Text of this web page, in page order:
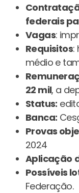
federais
Vagas:
Requisitos:
médio e
22 mil, a
Status:
Banca:
Provas
2024
Aplicação
Possíveis
Federação.